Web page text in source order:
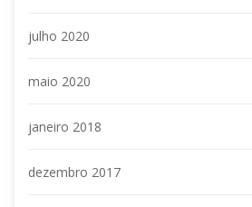
julho 2020
maio 2020
janeiro 2018
dezembro 2017